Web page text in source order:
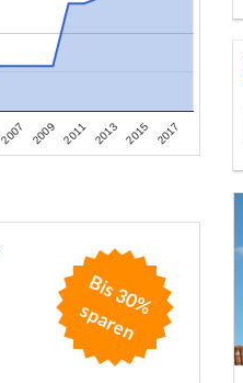
2007 2009 2011 2013 2015 2017
B
is
3
0
%
s
p
a
r
e
n